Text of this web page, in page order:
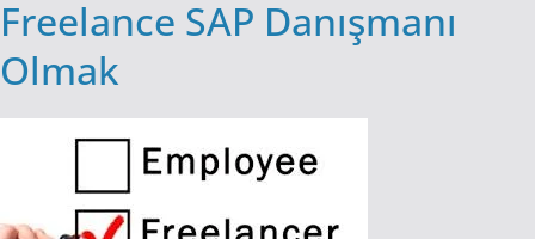
Freelance SAP Danışmanı
Olmak